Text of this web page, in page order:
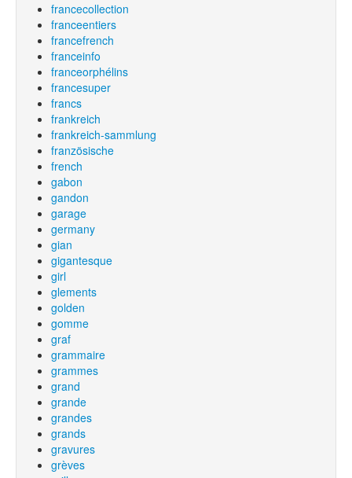
francecollection
franceentiers
francefrench
franceinfo
franceorphélins
francesuper
francs
frankreich
frankreich-sammlung
französische
french
gabon
gandon
garage
germany
gian
gigantesque
girl
glements
golden
gomme
graf
grammaire
grammes
grand
grande
grandes
grands
gravures
grèves